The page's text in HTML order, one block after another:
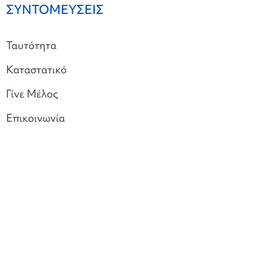
ΣΥΝΤΟΜΕΥΣΕΙΣ
Ταυτότητα
Καταστατικό
Γίνε Μέλος
Επικοινωνία